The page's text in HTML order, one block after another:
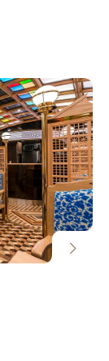
醫療費
險請
家保險
樣，建
包機航
金單會
參考，
而不
全，並
性疾
等狀
或友人
特殊狀
需求之
，否則
士司機
從車庫
勞駕駛
貼禁止
客見
數家，
滿時，
也請您
關單